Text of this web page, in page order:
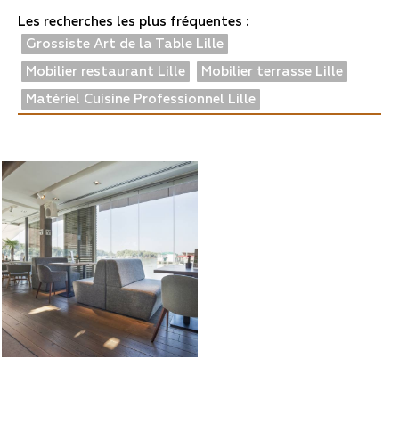
Les recherches les plus fréquentes :
Grossiste Art de la Table Lille
Mobilier restaurant Lille Mobilier terrasse Lille
Matériel Cuisine Professionnel Lille